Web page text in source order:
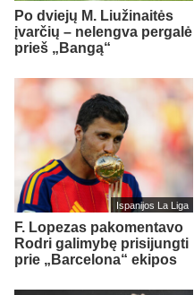
Po dviejų M. Liužinaitės
įvarčių – nelengva pergalė
prieš „Bangą“
Ispanijos La Liga
F. Lopezas pakomentavo
Rodri galimybę prisijungti
prie „Barcelona“ ekipos